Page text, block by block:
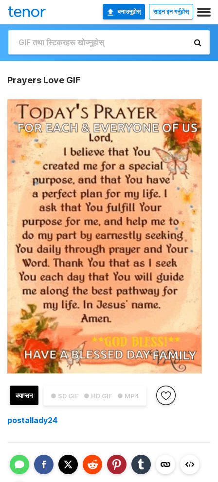
बनाउनुहोस् साइन इन गर्नुहोस्
Prayers Love GIF
● SD GIF ● HD GIF ● MP4
क्याप्सन
postallady24